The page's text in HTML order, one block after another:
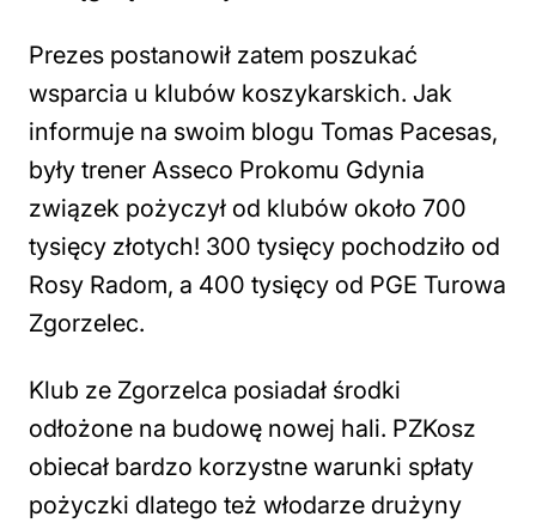
Prezes postanowił zatem poszukać
wsparcia u klubów koszykarskich. Jak
informuje na swoim blogu Tomas Pacesas,
były trener Asseco Prokomu Gdynia
związek pożyczył od klubów około 700
tysięcy złotych! 300 tysięcy pochodziło od
Rosy Radom, a 400 tysięcy od PGE Turowa
Zgorzelec.
Klub ze Zgorzelca posiadał środki
odłożone na budowę nowej hali. PZKosz
obiecał bardzo korzystne warunki spłaty
pożyczki dlatego też włodarze drużyny